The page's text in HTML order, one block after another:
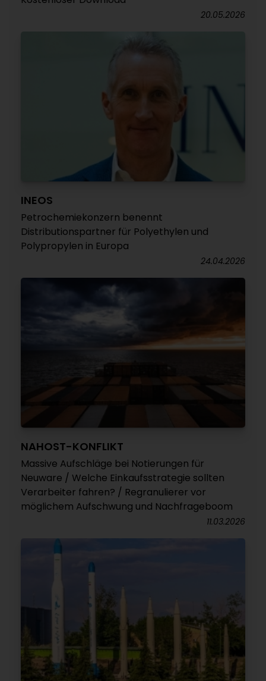
20.05.2026
INEOS
Petrochemiekonzern benennt
Distributionspartner für Polyethylen und
Polypropylen in Europa
24.04.2026
NAHOST-KONFLIKT
Massive Aufschläge bei Notierungen für
Neuware / Welche Einkaufsstrategie sollten
Verarbeiter fahren? / Regranulierer vor
möglichem Aufschwung und Nachfrageboom
11.03.2026